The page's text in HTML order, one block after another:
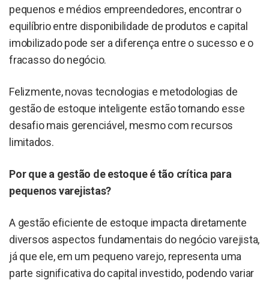
pequenos e médios empreendedores, encontrar o
equilíbrio entre disponibilidade de produtos e capital
imobilizado pode ser a diferença entre o sucesso e o
fracasso do negócio.
Felizmente, novas tecnologias e metodologias de
gestão de estoque inteligente estão tornando esse
desafio mais gerenciável, mesmo com recursos
limitados.
Por que a gestão de estoque é tão crítica para
pequenos varejistas?
A gestão eficiente de estoque impacta diretamente
diversos aspectos fundamentais do negócio varejista,
já que ele, em um pequeno varejo, representa uma
parte significativa do capital investido, podendo variar